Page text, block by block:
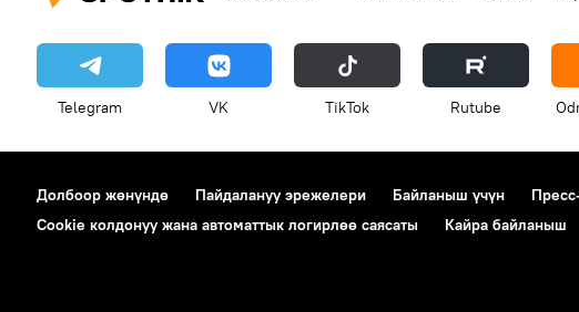
Telegram VK ТikТоk Rutube
Долбоор жөнүндө Пайдалануу эрежелери Байланыш үчүн
Cookie колдонуу жана автоматтык логирлөө саясаты
Кайра байланыш